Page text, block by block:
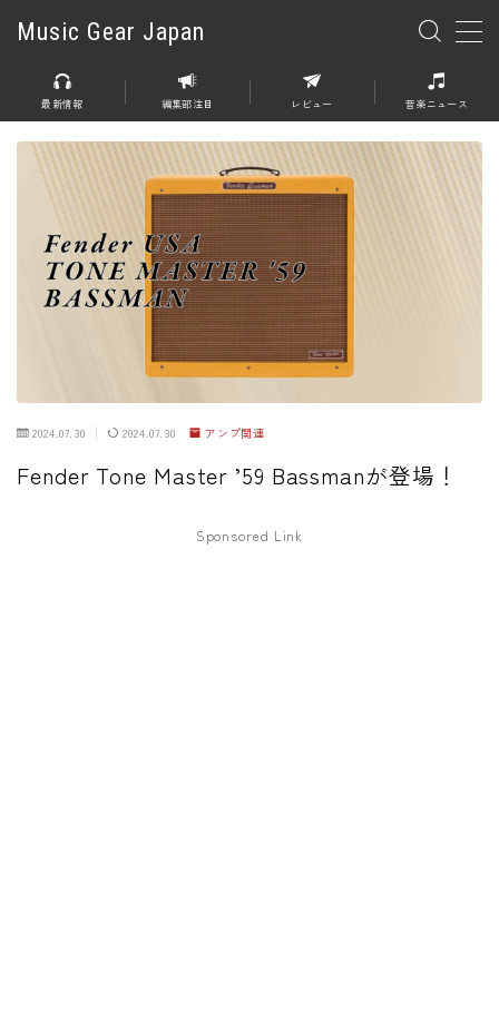
Music Gear Japan
MENU
楽器
エレキギター
エレキベース
アコースティックギター
エレアコ
オーバードライブ
最新情報 編集部注目 レビュー 音楽ニュース
2024.07.30 2024.07.30 アンプ関連
Fender Tone Master ’59 Bassmanが登場！
Sponsored Link